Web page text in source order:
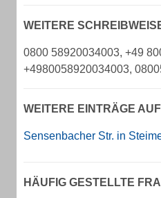
WEITERE
0800 58920034003, +49
+4980058920034003,
WEITERE EINTRÄGE
Sensenbacher Str. in
HÄUFIG GESTELLTE